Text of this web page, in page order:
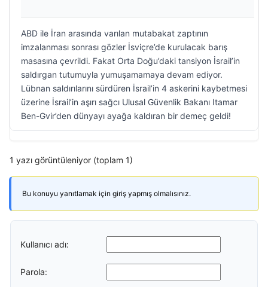
ABD ile İran arasında varılan mutabakat zaptının
imzalanması sonrası gözler İsviçre’de kurulacak barış
masasına çevrildi. Fakat Orta Doğu’daki tansiyon İsrail’in
saldırgan tutumuyla yumuşamamaya devam ediyor.
Lübnan saldırılarını sürdüren İsrail’in 4 askerini kaybetmesi
üzerine İsrail’in aşırı sağcı Ulusal Güvenlik Bakanı Itamar
Ben-Gvir’den dünyayı ayağa kaldıran bir demeç geldi!
1 yazı görüntüleniyor (toplam 1)
Bu konuyu yanıtlamak için giriş yapmış olmalısınız.
Kullanıcı adı:
Parola: